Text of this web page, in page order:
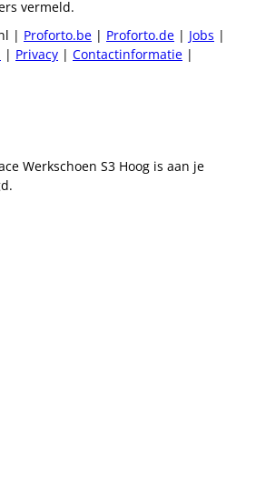
vermeld.
| Proforto.be | Proforto.de | Jobs |
| Privacy | Contactinformatie |
Werkschoen S3 Hoog is aan je